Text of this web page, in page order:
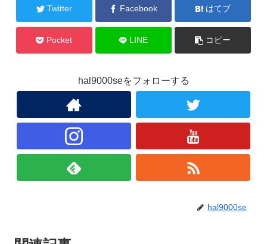
Twitter Facebook はてブ
Pocket LINE コピー
hal9000seをフォローする
hal9000se